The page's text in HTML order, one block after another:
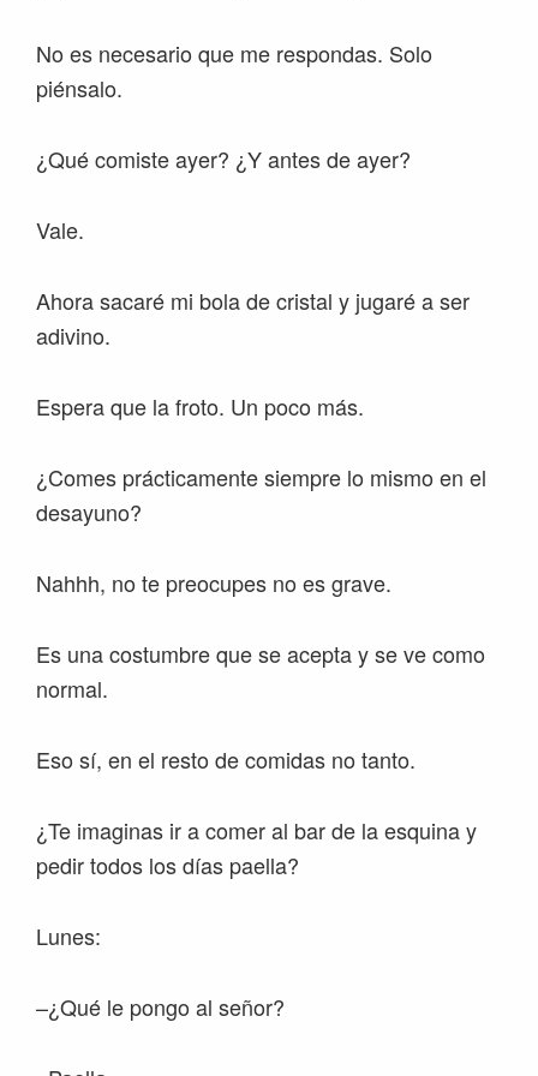
No es necesario que me respondas. Solo
piénsalo.
¿Qué comiste ayer? ¿Y antes de ayer?
Vale.
Ahora sacaré mi bola de cristal y jugaré a ser
adivino.
Espera que la froto. Un poco más.
¿Comes prácticamente siempre lo mismo en el
desayuno?
Nahhh, no te preocupes no es grave.
Es una costumbre que se acepta y se ve como
normal.
Eso sí, en el resto de comidas no tanto.
¿Te imaginas ir a comer al bar de la esquina y
pedir todos los días paella?
Lunes:
–¿Qué le pongo al señor?